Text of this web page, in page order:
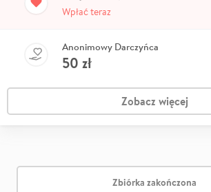
Wpłać teraz
Anonimowy Darczyńca
50 zł
Zobacz więcej
Zbiórka zakończona